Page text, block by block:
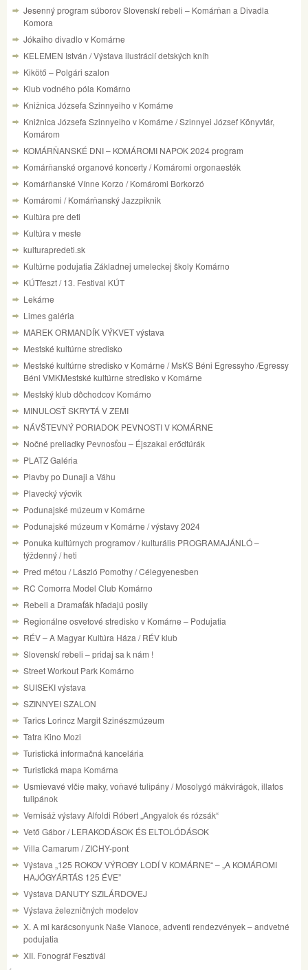
Jesenný program súborov Slovenskí rebeli – Komárňan a Divadla
Komora
Jókaiho divadlo v Komárne
KELEMEN István / Výstava ilustrácií detských kníh
Kikötő – Polgári szalon
Klub vodného póla Komárno
Knižnica Józsefa Szinnyeiho v Komárne
Knižnica Józsefa Szinnyeiho v Komárne / Szinnyei József Könyvtár,
Komárom
KOMÁRŇANSKÉ DNI – KOMÁROMI NAPOK 2024 program
Komárňanské organové koncerty / Komáromi orgonaesték
Komárňanské Vínne Korzo / Komáromi Borkorzó
Komáromi / Komárňanský Jazzpiknik
Kultúra pre deti
Kultúra v meste
kulturapredeti.sk
Kultúrne podujatia Základnej umeleckej školy Komárno
KÚTfeszt / 13. Festival KÚT
Lekárne
Limes galéria
MAREK ORMANDÍK VÝKVET výstava
Mestské kultúrne stredisko
Mestské kultúrne stredisko v Komárne / MsKS Béni Egressyho /Egressy
Béni VMKMestské kultúrne stredisko v Komárne
Mestský klub dôchodcov Komárno
MINULOSŤ SKRYTÁ V ZEMI
NÁVŠTEVNÝ PORIADOK PEVNOSTI V KOMÁRNE
Nočné preliadky Pevnosťou – Éjszakai erődtúrák
PLATZ Galéria
Plavby po Dunaji a Váhu
Plavecký výcvik
Podunajské múzeum v Komárne
Podunajské múzeum v Komárne / výstavy 2024
Ponuka kultúrnych programov / kulturális PROGRAMAJÁNLÓ –
týždenný / heti
Pred métou / László Pomothy / Célegyenesben
RC Comorra Model Club Komárno
Rebeli a Dramaťák hľadajú posily
Regionálne osvetové stredisko v Komárne – Podujatia
RÉV – A Magyar Kultúra Háza / RÉV klub
Slovenskí rebeli – pridaj sa k nám !
Street Workout Park Komárno
SUISEKI výstava
SZINNYEI SZALON
Tarics Lorincz Margit Szinészmúzeum
Tatra Kino Mozi
Turistická informačná kancelária
Turistická mapa Komárna
Usmievavé vlčie maky, voňavé tulipány / Mosolygó mákvirágok, illatos
tulipánok
Vernisáž výstavy Alfoldi Róbert „Angyalok és rózsák“
Vető Gábor / LERAKODÁSOK ÉS ELTOLÓDÁSOK
Villa Camarum / ZICHY-pont
Výstava „125 ROKOV VÝROBY LODÍ V KOMÁRNE“ – „A KOMÁROMI
HAJÓGYÁRTÁS 125 ÉVE”
Výstava DANUTY SZILÁRDOVEJ
Výstava železničných modelov
X. A mi karácsonyunk Naše Vianoce, adventi rendezvények – andvetné
podujatia
XII. Fonográf Fesztivál